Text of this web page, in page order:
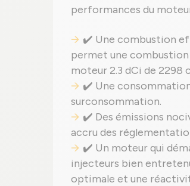
performances du
✔️ Une combustion
permet une
moteur 2.3 dCi de 2298
✔️ Une
surconsommation.
✔️ Des émissions
accru des
✔️ Un moteur qui
injecteurs bien
optimale et une